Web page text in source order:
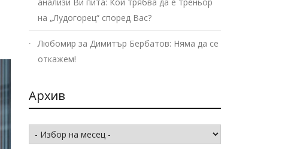
на „Лудогорец“ според Вас?
Любомир за Димитър Бербатов: Няма да се
откажем!
Архив
Архив